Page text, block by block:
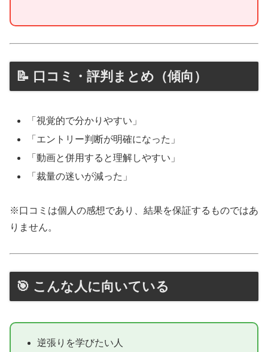
📝 口コミ・評判まとめ（傾向）
「視覚的で分かりやすい」
「エントリー判断が明確になった」
「動画と併用すると理解しやすい」
「裁量の迷いが減った」
※口コミは個人の感想であり、結果を保証するものではあ
りません。
🎯 こんな人に向いている
逆張りを学びたい人